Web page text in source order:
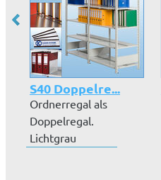
S40 Doppelre...
Ordnerregal als
Doppelregal.
Lichtgrau